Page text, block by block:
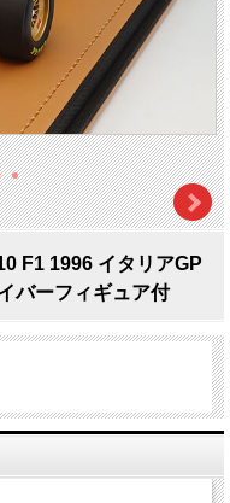
F1 1996 イタリアGP
バーフィギュア付